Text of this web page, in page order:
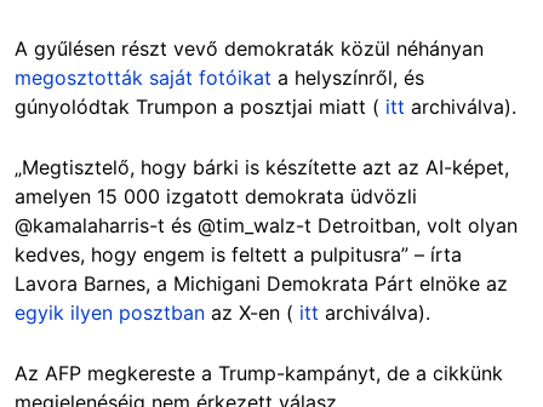
A gyűlésen részt vevő demokraták közül néhányan
megosztották saját fotóikat a helyszínről, és
gúnyolódtak Trumpon a posztjai miatt ( itt archiválva).
„Megtisztelő, hogy bárki is készítette azt az AI-képet,
amelyen 15 000 izgatott demokrata üdvözli
@kamalaharris-t és @tim_walz-t Detroitban, volt olyan
kedves, hogy engem is feltett a pulpitusra” – írta
Lavora Barnes, a Michigani Demokrata Párt elnöke az
egyik ilyen posztban az X-en ( itt archiválva).
Az AFP megkereste a Trump-kampányt, de a cikkünk